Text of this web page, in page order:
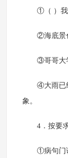
①（ ）我
②海底景
③哥哥大
④大雨已
象。
4．按要
①病句门